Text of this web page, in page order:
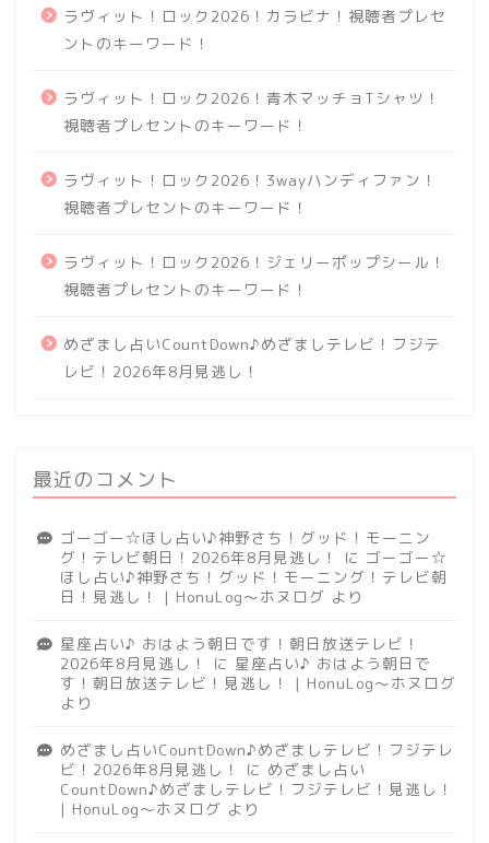
ラヴィット！ロック2026！カラビナ！視聴者プレセ
ントのキーワード！
ラヴィット！ロック2026！青木マッチョTシャツ！
視聴者プレセントのキーワード！
ラヴィット！ロック2026！3wayハンディファン！
視聴者プレセントのキーワード！
ラヴィット！ロック2026！ジェリーポップシール！
視聴者プレセントのキーワード！
めざまし占いCountDown♪めざましテレビ！フジテ
レビ！2026年8月見逃し！
最近のコメント
ゴーゴー☆ほし占い♪神野さち！グッド！モーニン
グ！テレビ朝日！2026年8月見逃し！
に ゴーゴー☆
ほし占い♪神野さち！グッド！モーニング！テレビ朝
日！見逃し！ | HonuLog～ホヌログ より
星座占い♪ おはよう朝日です！朝日放送テレビ！
2026年8月見逃し！
に 星座占い♪ おはよう朝日で
す！朝日放送テレビ！見逃し！ | HonuLog～ホヌログ
より
めざまし占いCountDown♪めざましテレビ！フジテレ
ビ！2026年8月見逃し！
に めざまし占い
CountDown♪めざましテレビ！フジテレビ！見逃し！
| HonuLog～ホヌログ より